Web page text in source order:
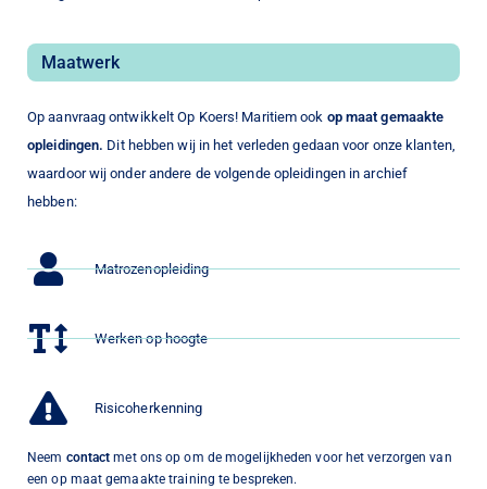
Maatwerk
Op aanvraag ontwikkelt Op Koers! Maritiem ook op maat gemaakte
opleidingen. Dit hebben wij in het verleden gedaan voor onze klanten,
waardoor wij onder andere de volgende opleidingen in archief
hebben:
Matrozenopleiding
Werken op hoogte
Risicoherkenning
Neem contact met ons op om de mogelijkheden voor het verzorgen van
een op maat gemaakte training te bespreken.